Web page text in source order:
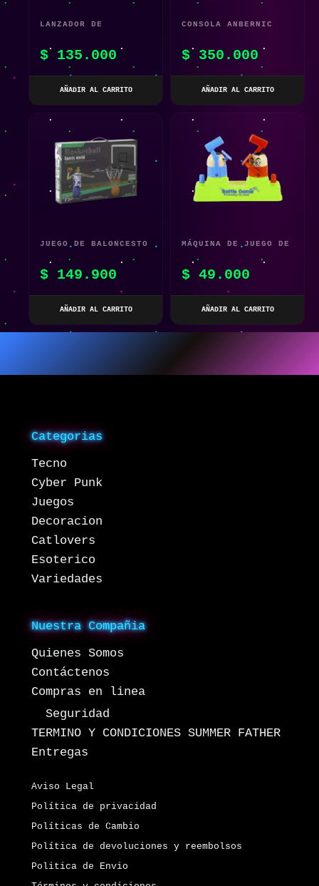
LANZADOR DE
ESPUMA MODELO M416
$ 135.000
AÑADIR AL CARRITO
CONSOLA ANBERNIC
32GB
$ 350.000
AÑADIR AL CARRITO
JUEGO DE BALONCESTO
$ 149.900
AÑADIR AL CARRITO
MÁQUINA DE JUEGO DE
LUCHA PARA NIÑOS X2
$ 49.000
AÑADIR AL CARRITO
Categorias
Tecno
Cyber Punk
Juegos
Decoracion
Catlovers
Esoterico
Variedades
Nuestra Compañia
Quienes Somos
Contáctenos
Compras en linea
Seguridad
TERMINO Y CONDICIONES SUMMER FATHER
Entregas
Aviso Legal
Política de privacidad
Políticas de Cambio
Política de devoluciones y reembolsos
Politica de Envio